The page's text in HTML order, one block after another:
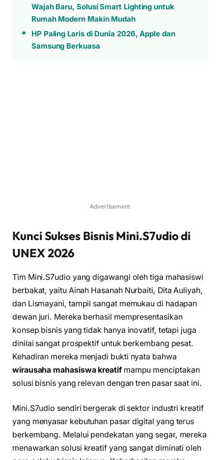
Wajah Baru, Solusi Smart Lighting untuk
Rumah Modern Makin Mudah
HP Paling Laris di Dunia 2026, Apple dan
Samsung Berkuasa
Advertisement
Kunci Sukses Bisnis Mini.S7udio di
UNEX 2026
Tim Mini.S7udio yang digawangi oleh tiga mahasiswi
berbakat, yaitu Ainah Hasanah Nurbaiti, Dita Auliyah,
dan Lismayani, tampil sangat memukau di hadapan
dewan juri. Mereka berhasil mempresentasikan
konsep bisnis yang tidak hanya inovatif, tetapi juga
dinilai sangat prospektif untuk berkembang pesat.
Kehadiran mereka menjadi bukti nyata bahwa
wirausaha mahasiswa kreatifmampu menciptakan
solusi bisnis yang relevan dengan tren pasar saat ini.
Mini.S7udio sendiri bergerak di sektor industri kreatif
yang menyasar kebutuhan pasar digital yang terus
berkembang. Melalui pendekatan yang segar, mereka
menawarkan solusi kreatif yang sangat diminati oleh